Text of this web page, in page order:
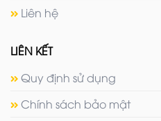
Liên hệ
LIÊN KẾT
Quy định sử dụng
Chính sách bảo mật